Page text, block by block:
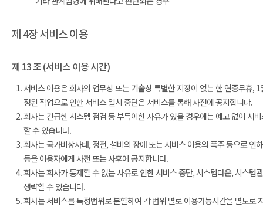
제 4장 서비스 이용
제 13 조 (서비스 이용 시간)
서비스 이용은 회사의 업무상 또는 기술상 특별한 지장이 없는 한 연중무휴,
정된 작업으로 인한 서비스 일시 중단은 서비스를 통해 사전에 공지합니다.
회사는 긴급한 시스템 점검 등 부득이한 사유가 있을 경우에는 예고 없이 서
할 수 있습니다.
회사는 국가비상사태, 정전, 설비의 장애 또는 서비스 이용의 폭주 등으로
등을 이용자에게 사전 또는 사후에 공지합니다.
회사는 회사가 통제할 수 없는 사유로 인한 서비스 중단, 시스템다운, 시스
생략할 수 있습니다.
회사는 서비스를 특정범위로 분할하여 각 범위 별로 이용가능시간을 별도로